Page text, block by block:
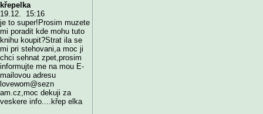
křepelka
19.12. 15:16
je to super!Prosim muzete
mi poradit kde mohu tuto
knihu koupit?Strat ila se
mi pri stehovani,a moc ji
chci sehnat zpet,prosim
informujte me na mou E-
mailovou adresu
lovewom@sezn
am.cz,moc dekuji za
veskere info....křep elka